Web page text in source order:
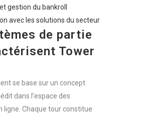
gestion du bankroll
avec les solutions du secteur
de partie
Tower
se base sur un concept
dans l’espace des
ligne. Chaque tour constitue